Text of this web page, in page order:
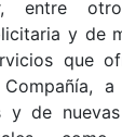
entre
y de
que
y de